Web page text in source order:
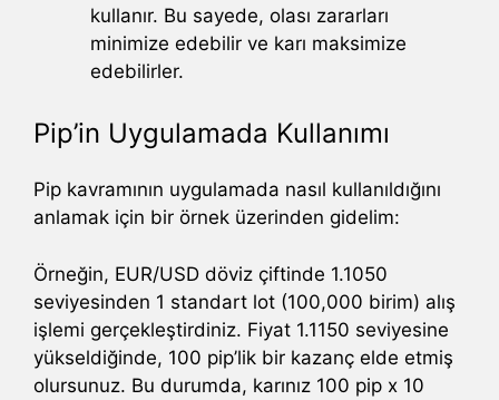
kullanır. Bu sayede, olası zararları
minimize edebilir ve karı maksimize
edebilirler.
Pip’in Uygulamada Kullanımı
Pip kavramının uygulamada nasıl kullanıldığını
anlamak için bir örnek üzerinden gidelim:
Örneğin, EUR/USD döviz çiftinde 1.1050
seviyesinden 1 standart lot (100,000 birim) alış
işlemi gerçekleştirdiniz. Fiyat 1.1150 seviyesine
yükseldiğinde, 100 pip’lik bir kazanç elde etmiş
olursunuz. Bu durumda, karınız 100 pip x 10